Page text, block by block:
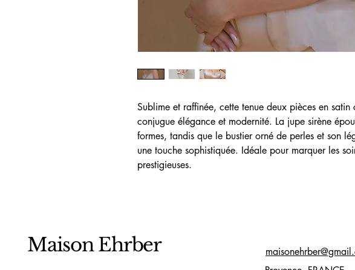
Sublime et raffinée, cette tenue deux pièces en
conjugue élégance et modernité. La jupe sirène
formes, tandis que le bustier orné de perles et son
une touche sophistiquée. Idéale pour marquer les
prestigieuses.
Maison Ehrber